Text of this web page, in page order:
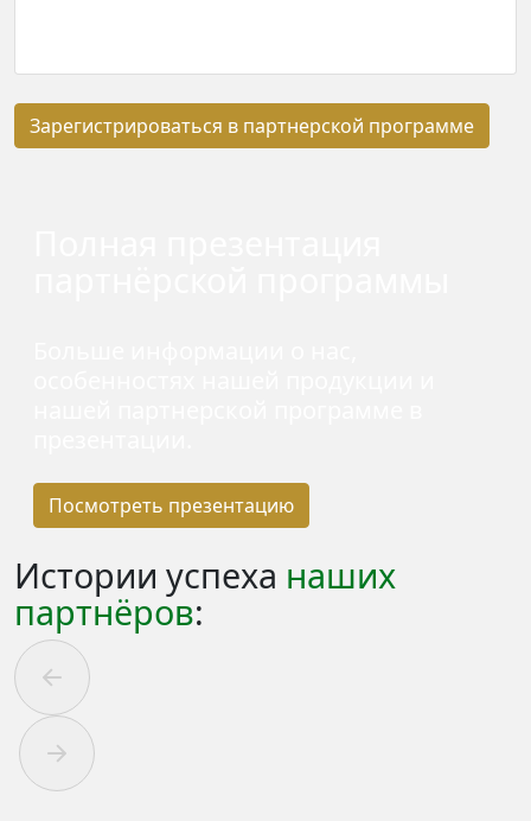
Зарегистрироваться в партнерской программе
Посмотреть презентацию
Истории успеха наших
партнёров: